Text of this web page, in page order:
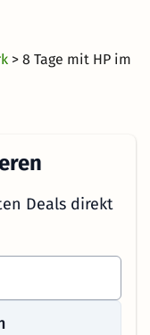
> 8 Tage mit HP im
Deals direkt